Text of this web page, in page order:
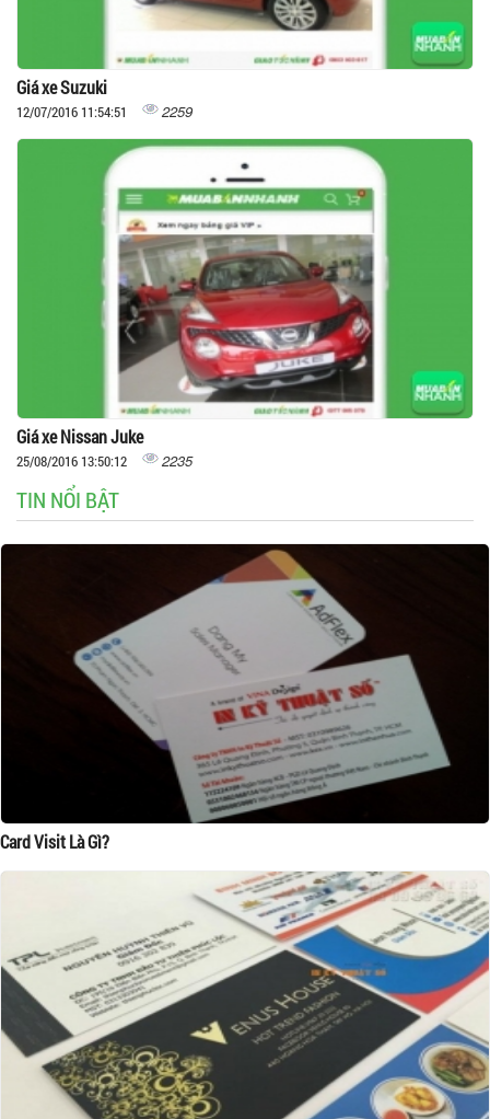
Giá xe Suzuki
12/07/2016 11:54:51 2259
Giá xe Nissan Juke
25/08/2016 13:50:12 2235
TIN NỔI BẬT
Card Visit Là Gì?